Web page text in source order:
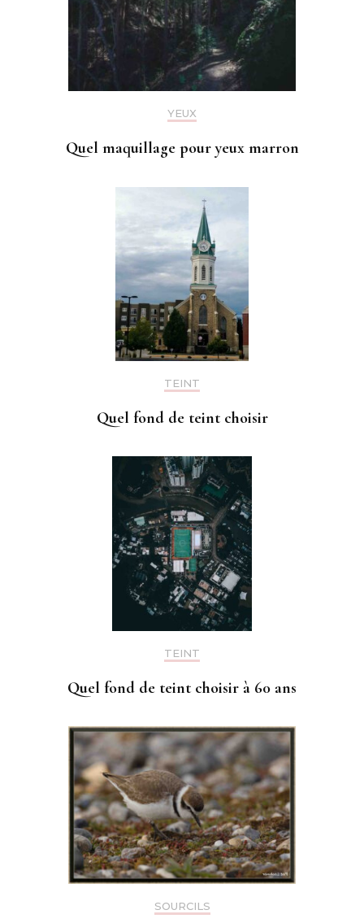
YEUX
Quel maquillage pour yeux marron
TEINT
Quel fond de teint choisir
TEINT
Quel fond de teint choisir à 60 ans
SOURCILS